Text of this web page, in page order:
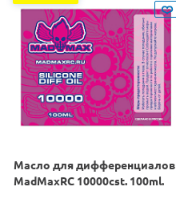
Масло для дифференциалов
MadMaxRC 10000cst. 100ml.